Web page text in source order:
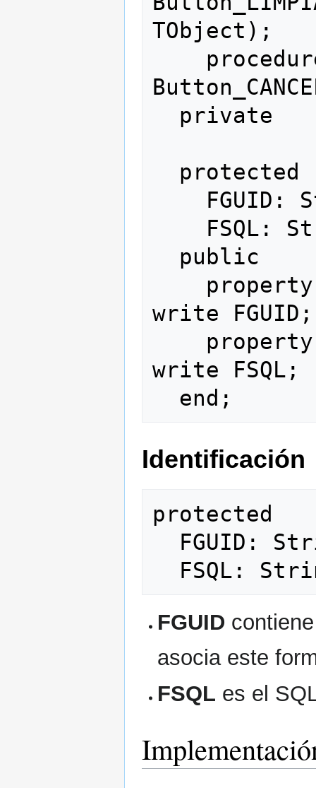
TObject);
write FGUID;
write FSQL;
Identificación
protected
FGUID
asocia este
FSQL es el